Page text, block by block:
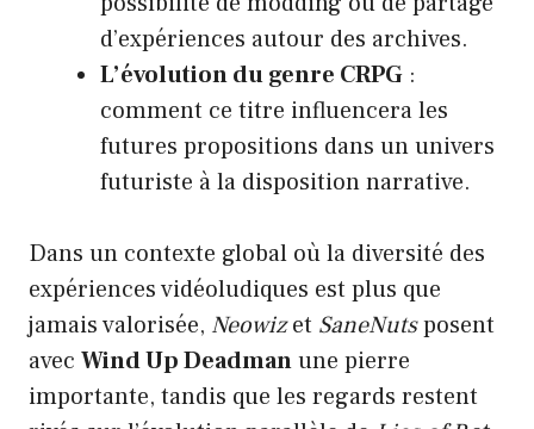
d’expériences autour des archives.
L’évolution du genre CRPG :
comment ce titre influencera les
futures propositions dans un univers
futuriste à la disposition narrative.
Dans un contexte global où la diversité des
expériences vidéoludiques est plus que
jamais valorisée, Neowizet SaneNutsposent
avec Wind Up Deadmanune pierre
importante, tandis que les regards restent